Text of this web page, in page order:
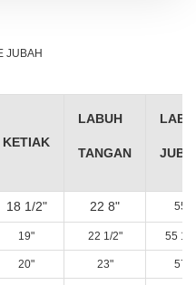
JUBAH
KETIAK
LABUH
TANGAN
18 1/2" 22 8" 55"
19" 22 1/2" 55 1/
20" 23" 57"